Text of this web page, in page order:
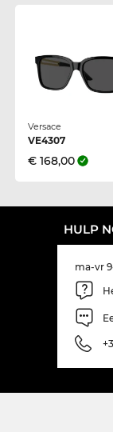
Versace
VE4307
€ 168,00
HULP
ma-vr